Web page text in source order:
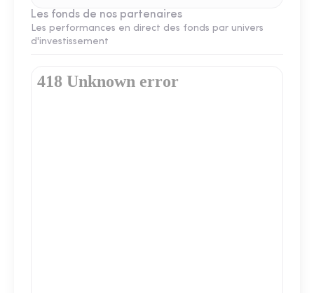
Les fonds de nos partenaires
Les performances en direct des fonds par univers
d'investissement